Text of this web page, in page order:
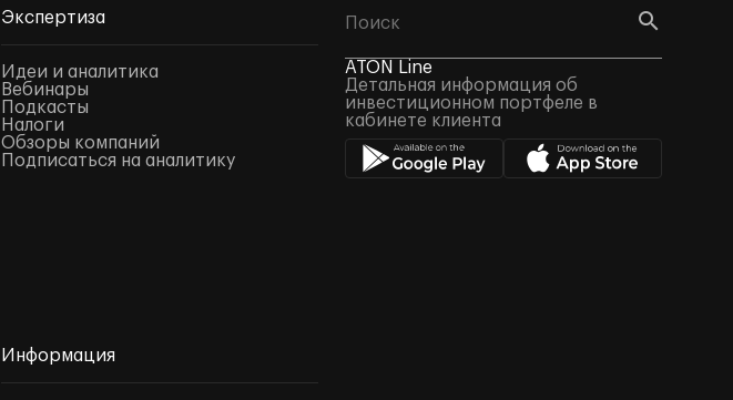
Экспертиза
Идеи и аналитика
Вебинары
Подкасты
Налоги
Обзоры компаний
Подписаться на аналитику
Информация
ATON Line
Детальная информация об
инвестиционном портфеле в
кабинете клиента